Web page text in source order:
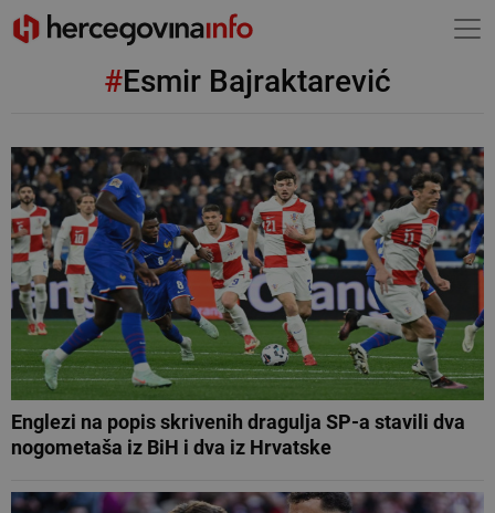
#Esmir Bajraktarević
Englezi na popis skrivenih dragulja SP-a stavili dva
nogometaša iz BiH i dva iz Hrvatske